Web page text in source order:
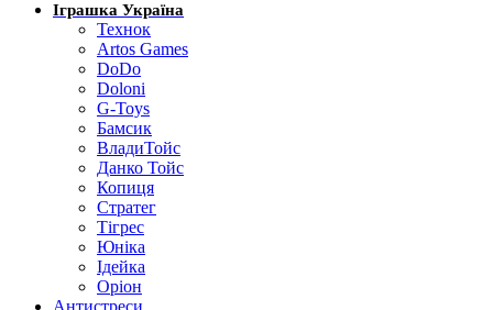
Іграшка Україна
Технок
Artos Games
DoDo
Doloni
G-Toys
Бамсик
ВладиТойс
Данко Тойс
Копиця
Стратег
Тігрес
Юніка
Ідейка
Оріон
Антистреси